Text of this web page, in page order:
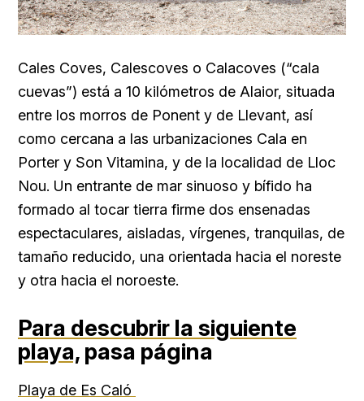
Cales Coves, Calescoves o Calacoves (“cala
cuevas”) está a 10 kilómetros de Alaior, situada
entre los morros de Ponent y de Llevant, así
como cercana a las urbanizaciones Cala en
Porter y Son Vitamina, y de la localidad de Lloc
Nou. Un entrante de mar sinuoso y bífido ha
formado al tocar tierra firme dos ensenadas
espectaculares, aisladas, vírgenes, tranquilas, de
tamaño reducido, una orientada hacia el noreste
y otra hacia el noroeste.
Para descubrir la siguiente
playa, pasa página
Playa de Es Caló